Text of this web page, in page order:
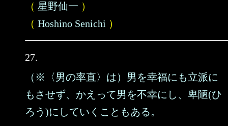
（ 星野仙一 ）
（ Hoshino Senichi ）
27.
（※〈男の率直〉は）男を幸福にも立派に
もさせず、かえって男を不幸にし、卑陋(ひ
ろう)にしていくこともある。